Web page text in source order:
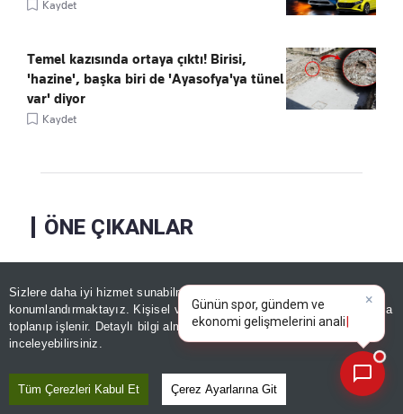
Sizlere daha iyi hizmet sunabilmek adına sitemizde
konumlandırmaktayız. Kişisel verileriniz, KVKK ve GDPR kapsamında
toplanıp işlenir. Detaylı bilgi almak içinAydınlatma Metnimizi
inceleyebilirsiniz.
Tüm Çerezleri Kabul Et Çerez Ayarlarına Git
Kaydet
Temel kazısında ortaya çıktı! Birisi,
'hazine', başka biri de 'Ayasofya'ya tünel
var' diyor
Kaydet
ÖNE ÇIKANLAR
Muğla açıklarında
Acun Ilıcalı'dan Bakan
×
Günün spor, gündem ve
ekonomi gelişmelerini analiz
edin!|